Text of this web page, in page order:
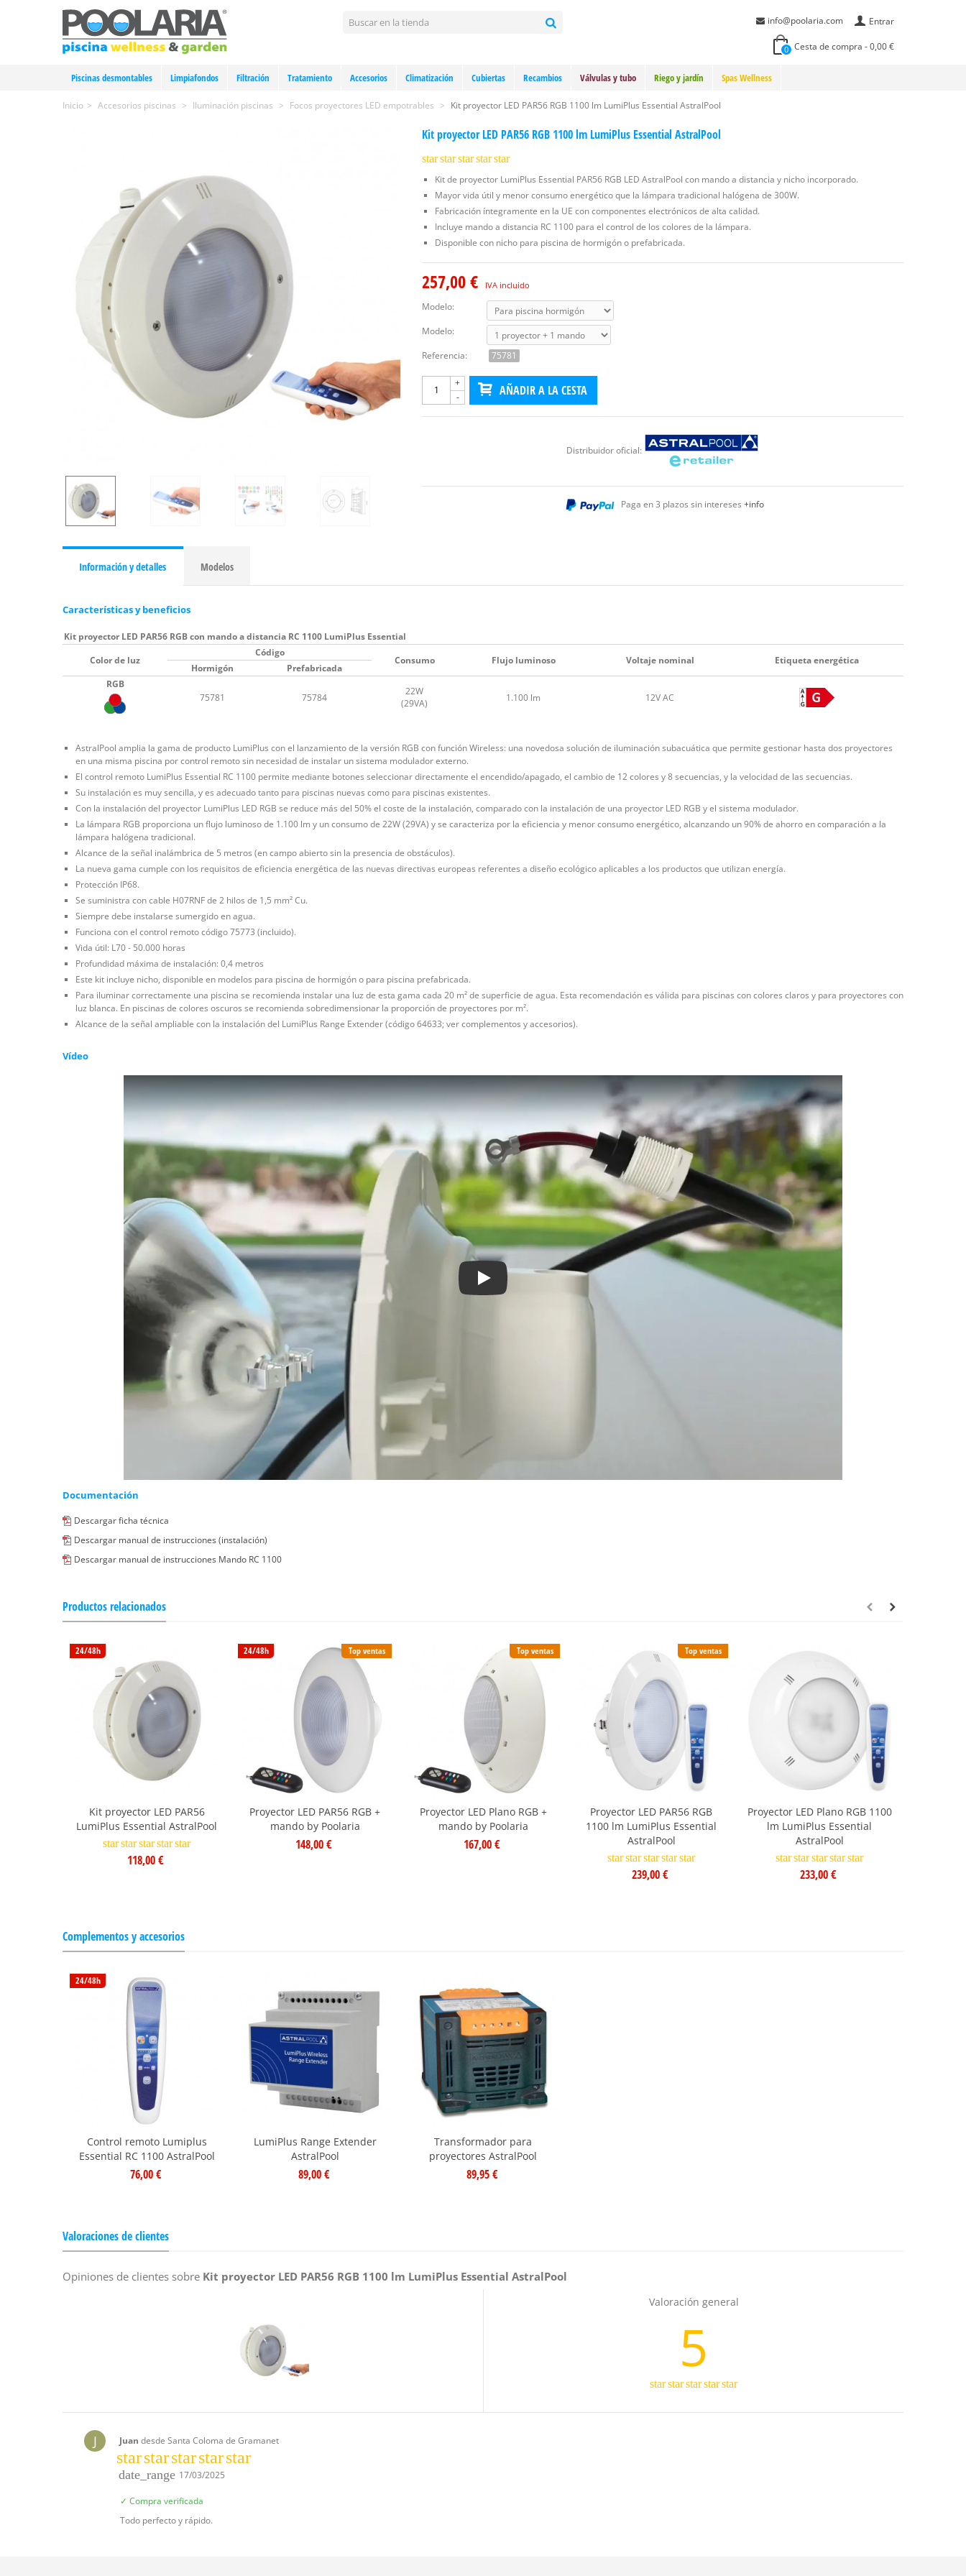
Entrar
info@poolaria.com
0 Cesta de compra -0,00 €
Piscinas desmontables Limpiafondos Filtración Tratamiento Accesorios Climatización Cubiertas Recambios Válvulas y tubo Riego y jardín Spas Wellness
Inicio > Accesorios piscinas > Iluminación piscinas > Focos proyectores LED empotrables > Kit proyector LED PAR56 RGB 1100 lm LumiPlus Essential AstralPool
Kit proyector LED PAR56 RGB 1100 lm LumiPlus Essential AstralPool
starstarstarstarstar
Kit de proyector LumiPlus Essential PAR56 RGB LED AstralPool con mando a distancia y nicho incorporado.
Mayor vida útil y menor consumo energético que la lámpara tradicional halógena de 300W.
Fabricación íntegramente en la UE con componentes electrónicos de alta calidad.
Incluye mando a distancia RC 1100 para el control de los colores de la lámpara.
Disponible con nicho para piscina de hormigón o prefabricada.
257,00 € IVA incluido
Modelo:
Modelo:
Referencia:
75781
-
+ AÑADIR A LA CESTA
Distribuidor oficial:
Paga en 3 plazos sin intereses +info
Información y detalles Modelos
Características y beneficios
Kit proyector LED PAR56 RGB con mando a distancia RC 1100 LumiPlus Essential
Color de luz
Código
Consumo Flujo luminoso Voltaje nominal Etiqueta energética
Hormigón
Prefabricada
RGB
75781
75784
22W
(29VA)
1.100 lm 12V AC
AstralPool amplia la gama de producto LumiPlus con el lanzamiento de la versión RGB con función Wireless: una novedosa solución de iluminación subacuática que permite gestionar hasta dos proyectores
en una misma piscina por control remoto sin necesidad de instalar un sistema modulador externo.
El control remoto LumiPlus Essential RC 1100 permite mediante botones seleccionar directamente el encendido/apagado, el cambio de 12 colores y 8 secuencias, y la velocidad de las secuencias.
Su instalación es muy sencilla, y es adecuado tanto para piscinas nuevas como para piscinas existentes.
Con la instalación del proyector LumiPlus LED RGB se reduce más del 50% el coste de la instalación, comparado con la instalación de una proyector LED RGB y el sistema modulador.
La lámpara RGB proporciona un flujo luminoso de 1.100 lm y un consumo de 22W (29VA) y se caracteriza por la eficiencia y menor consumo energético, alcanzando un 90% de ahorro en comparación a la
lámpara halógena tradicional.
Alcance de la señal inalámbrica de 5 metros (en campo abierto sin la presencia de obstáculos).
La nueva gama cumple con los requisitos de eficiencia energética de las nuevas directivas europeas referentes a diseño ecológico aplicables a los productos que utilizan energía.
Protección IP68.
Se suministra con cable H07RNF de 2 hilos de 1,5 mm² Cu.
Siempre debe instalarse sumergido en agua.
Funciona con el control remoto código 75773 (incluido).
Vida útil: L70 - 50.000 horas
Profundidad máxima de instalación: 0,4 metros
Este kit incluye nicho, disponible en modelos para piscina de hormigón o para piscina prefabricada.
Para iluminar correctamente una piscina se recomienda instalar una luz de esta gama cada 20 m² de superficie de agua. Esta recomendación es válida para piscinas con colores claros y para proyectores con
luz blanca. En piscinas de colores oscuros se recomienda sobredimensionar la proporción de proyectores por m².
Alcance de la señal ampliable con la instalación del LumiPlus Range Extender (código 64633; ver complementos y accesorios).
Vídeo
Play
Documentación
Descargar ficha técnica
Descargar manual de instrucciones (instalación)
Descargar manual de instrucciones Mando RC 1100
Productos relacionados
24/48h
Kit proyector LED PAR56
LumiPlus Essential AstralPool
starstarstarstarstar
118,00 €
Top ventas
24/48h
Proyector LED PAR56 RGB +
mando by Poolaria
148,00 €
Top ventas
Proyector LED Plano RGB +
mando by Poolaria
167,00 €
Top ventas
Proyector LED PAR56 RGB
1100 lm LumiPlus Essential
AstralPool
starstarstarstarstar
239,00 €
Proyector LED Plano RGB 1100
lm LumiPlus Essential
AstralPool
starstarstarstarstar
233,00 €
Complementos y accesorios
24/48h
Control remoto Lumiplus
Essential RC 1100 AstralPool
76,00 €
LumiPlus Range Extender
AstralPool
89,00 €
Transformador para
proyectores AstralPool
89,95 €
Valoraciones de clientes
Opiniones de clientes sobre Kit proyector LED PAR56 RGB 1100 lm LumiPlus Essential AstralPool
Valoración general
5
starstarstarstarstar
J Juan desde Santa Coloma de Gramanet
starstarstarstarstar
date_range 17/03/2025
✓ Compra verificada
Todo perfecto y rápido.